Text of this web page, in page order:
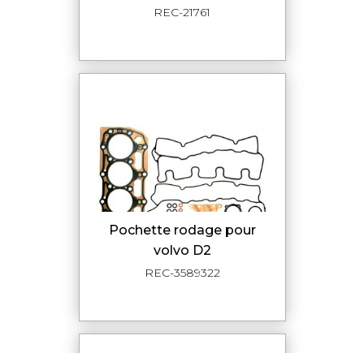
REC-21761
pochette rodage pour
volvo D2
REC-3589322